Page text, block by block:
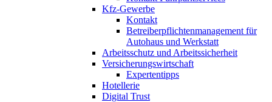
Kfz-Gewerbe
Kontakt
Betreiberpflichtenmanagement für
Autohaus und Werkstatt
Arbeitsschutz und Arbeitssicherheit
Versicherungswirtschaft
Expertentipps
Hotellerie
Digital Trust